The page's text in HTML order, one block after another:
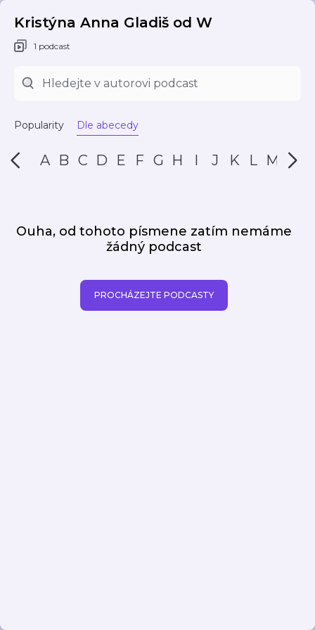
Kristýna Anna Gladiš od W
1 podcast
Popularity Dle abecedy
A B C D E F G H I J K L M N
Ouha, od tohoto písmene zatím nemáme
žádný podcast
PROCHÁZEJTE PODCASTY